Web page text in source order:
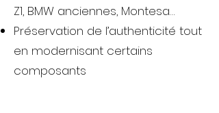
Z1, BMW anciennes, Montesa…
Préservation de l’authenticité tout
en modernisant certains
composants